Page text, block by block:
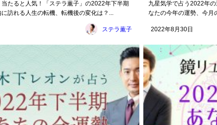
当たると人気！「ステラ薫子」の2022年下半期
訪れる人生の転機、転機後の変化は？...
ステラ薫子
九星気学で占う2022年
なたの今年の運勢、今月
2022年8月30日